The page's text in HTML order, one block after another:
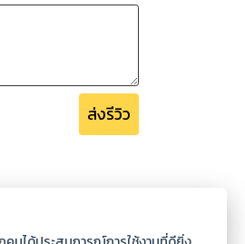
ส่งรีวิว